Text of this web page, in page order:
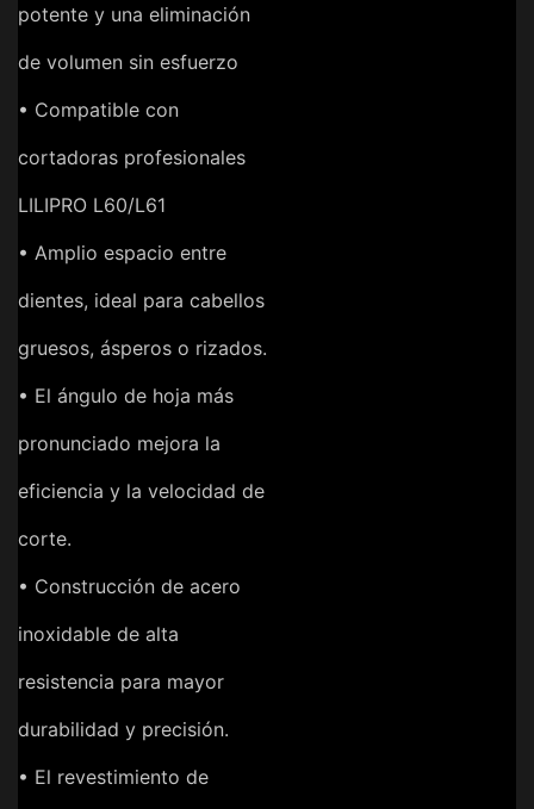
potente y una eliminación
de volumen sin esfuerzo
• Compatible con
cortadoras profesionales
LILIPRO L60/L61
• Amplio espacio entre
dientes, ideal para cabellos
gruesos, ásperos o rizados.
• El ángulo de hoja más
pronunciado mejora la
eficiencia y la velocidad de
corte.
• Construcción de acero
inoxidable de alta
resistencia para mayor
durabilidad y precisión.
• El revestimiento de